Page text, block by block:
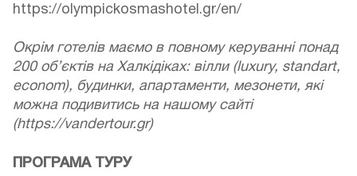
https://olympickosmashotel.gr/en/
Окрім готелів маємо в повному керуванні понад
200 об’єктів на Халкідіках: вілли (luxury, standart,
econom), будинки, апартаменти, мезонети, які
можна подивитись на нашому сайті
(https://vandertour.gr)
ПРОГРАМА ТУРУ